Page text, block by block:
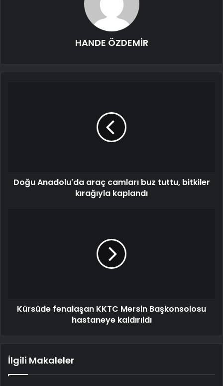
HANDE ÖZDEMİR
Doğu Anadolu'da araç camları buz tuttu, bitkiler
kırağıyla kaplandı
Kürsüde fenalaşan KKTC Mersin Başkonsolosu
hastaneye kaldırıldı
İlgili Makaleler